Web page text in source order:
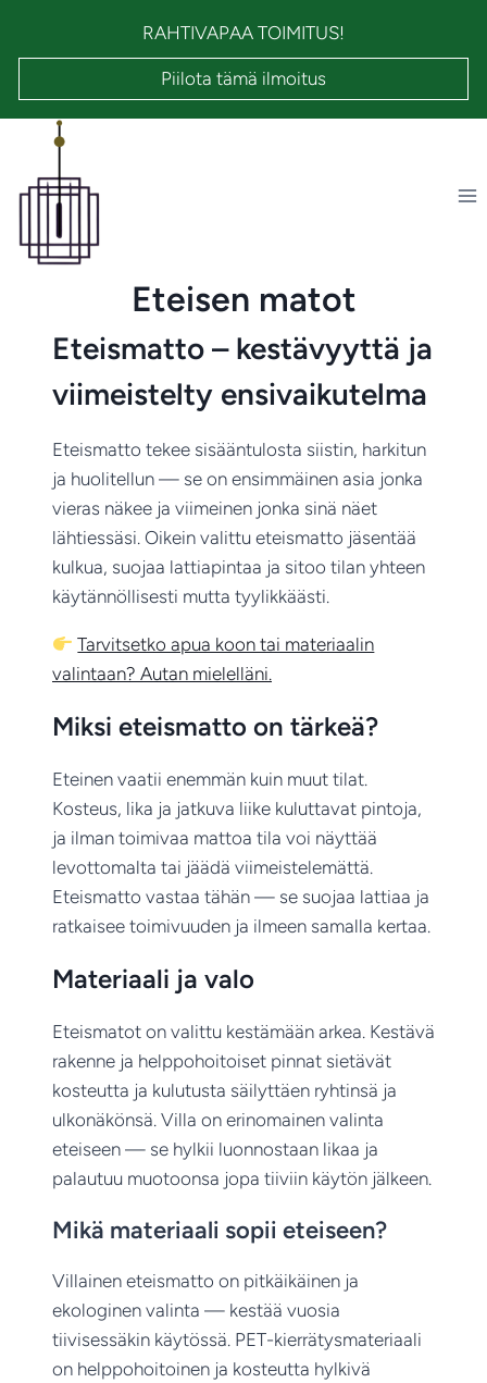
RAHTIVAPAA TOIMITUS!
Piilota tämä ilmoitus
Eteisen matot
Eteismatto – kestävyyttä ja
viimeistelty ensivaikutelma
Eteismatto tekee sisääntulosta siistin, harkitun
ja huolitellun — se on ensimmäinen asia jonka
vieras näkee ja viimeinen jonka sinä näet
lähtiessäsi. Oikein valittu eteismatto jäsentää
kulkua, suojaa lattiapintaa ja sitoo tilan yhteen
käytännöllisesti mutta tyylikkäästi.
Tarvitsetko apua koon tai materiaalin
valintaan? Autan mielelläni.
Miksi eteismatto on tärkeä?
Eteinen vaatii enemmän kuin muut tilat.
Kosteus, lika ja jatkuva liike kuluttavat pintoja,
ja ilman toimivaa mattoa tila voi näyttää
levottomalta tai jäädä viimeistelemättä.
Eteismatto vastaa tähän — se suojaa lattiaa ja
ratkaisee toimivuuden ja ilmeen samalla kertaa.
Materiaali ja valo
Eteismatot on valittu kestämään arkea. Kestävä
rakenne ja helppohoitoiset pinnat sietävät
kosteutta ja kulutusta säilyttäen ryhtinsä ja
ulkonäkönsä. Villa on erinomainen valinta
eteiseen — se hylkii luonnostaan likaa ja
palautuu muotoonsa jopa tiiviin käytön jälkeen.
Mikä materiaali sopii eteiseen?
Villainen eteismatto on pitkäikäinen ja
ekologinen valinta — kestää vuosia
tiivisessäkin käytössä. PET-kierrätysmateriaali
on helppohoitoinen ja kosteutta hylkivä